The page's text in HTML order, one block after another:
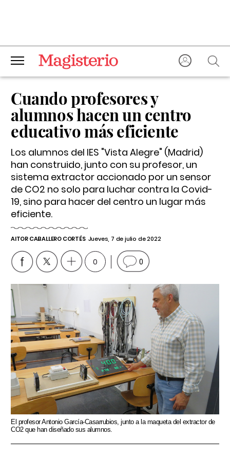
Cuando profesores y
alumnos hacen un centro
educativo más eficiente
Los alumnos del IES "Vista Alegre" (Madrid)
han construido, junto con su profesor, un
sistema extractor accionado por un sensor
de CO2 no solo para luchar contra la Covid-
19, sino para hacer del centro un lugar más
eficiente.
AITOR CABALLERO CORTÉS Jueves, 7 de julio de 2022
0 0
El profesor Antonio García-Casarrubios, junto a la maqueta del extractor de
CO2 que han diseñado sus alumnos.